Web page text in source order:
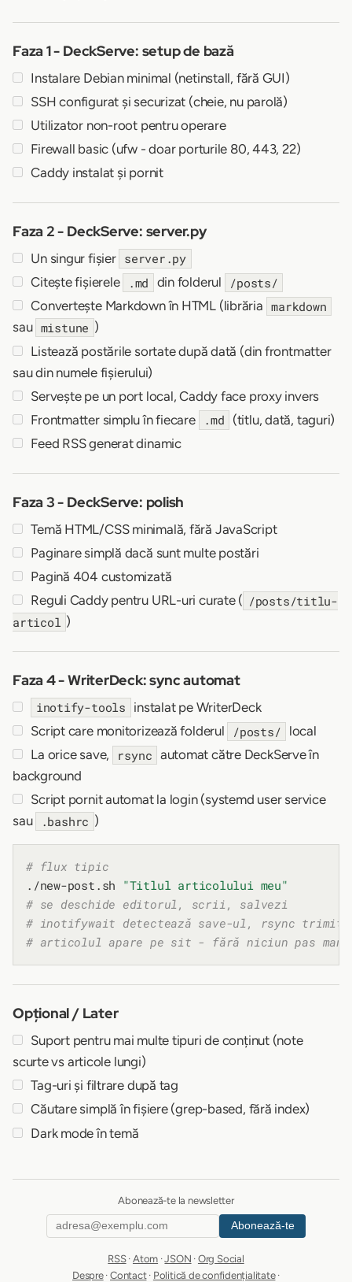
Faza 1 - DeckServe: setup de bază
Instalare Debian minimal (netinstall, fără GUI)
SSH configurat și securizat (cheie, nu parolă)
Utilizator non-root pentru operare
Firewall basic (ufw - doar porturile 80, 443, 22)
Caddy instalat și pornit
Faza 2 - DeckServe: server.py
Un singur fișier server.py
Citește fișierele .md din folderul /posts/
Convertește Markdown în HTML (librăria markdown
sau mistune )
Listează postările sortate după dată (din frontmatter
sau din numele fișierului)
Servește pe un port local, Caddy face proxy invers
Frontmatter simplu în fiecare
.md
(titlu, dată, taguri)
Feed RSS generat dinamic
Faza 3 - DeckServe: polish
Temă HTML/CSS minimală, fără JavaScript
Paginare simplă dacă sunt multe postări
Pagină 404 customizată
Reguli Caddy pentru URL-uri curate ( /posts/titlu-
articol )
Faza 4 - WriterDeck: sync automat
inotify-tools
instalat pe WriterDeck
Script care monitorizează folderul
/posts/
local
La orice save,
rsync automat către DeckServe în
background
Script pornit automat la login (systemd user service
sau
.bashrc )
# flux tipic
./new-post.sh
"Titlul articolului meu"
# se deschide editorul, scrii, salvezi
# inotifywait detectează save-ul, rsync trimite
# articolul apare pe sit - fără niciun pas
Opțional / Later
Suport pentru mai multe tipuri de conținut (note
scurte vs articole lungi)
Tag-uri și filtrare după tag
Căutare simplă în fișiere (grep-based, fără index)
Dark mode în temă
Abonează-te la newsletter
Abonează-te
RSS· Atom ·JSON · Org Social
Despre·Contact· Politică de confidențialitate·